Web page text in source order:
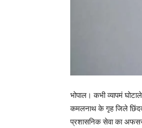
भोपाल। कभी व्यापमं
कमलनाथ के गृह जिले
प्रशासनिक सेवा का